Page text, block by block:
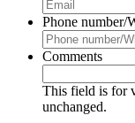
Phone number/
Comments
This field is for
unchanged.